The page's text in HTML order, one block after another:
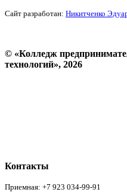
Сайт разработан: Никитченко
© «Колледж
технологий», 2026
Контакты
Приемная: +7 923 034-99-91